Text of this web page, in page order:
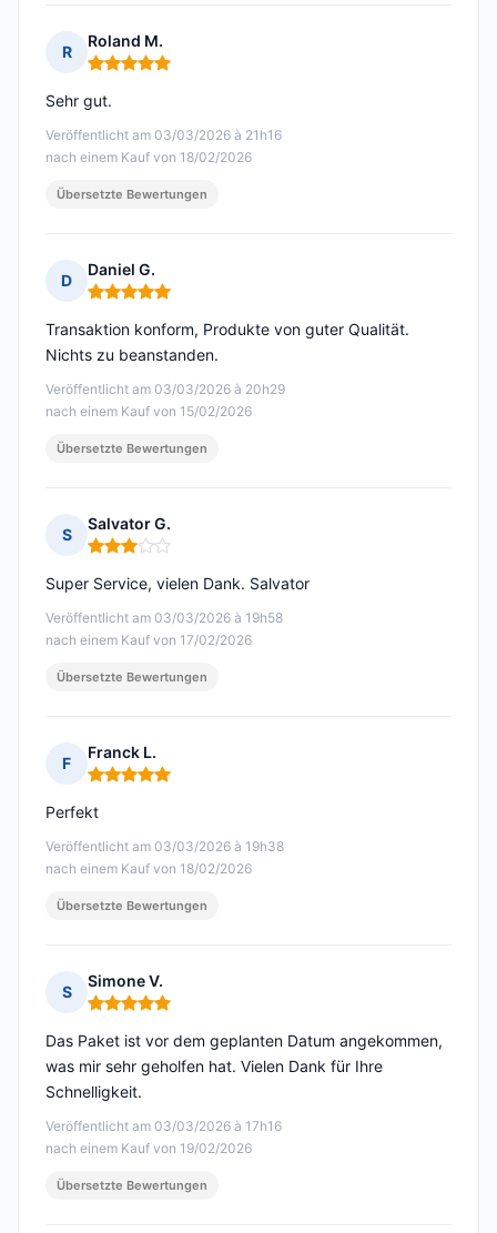
R
Roland M.
Hinweis: 5 von 5
Veröffentlicht am 03/03/2026 à 21h16
nach einem Kauf von 18/02/2026
Sehr gut.
Übersetzte Bewertungen
D
Daniel G.
Hinweis: 5 von 5
Veröffentlicht am 03/03/2026 à 20h29
nach einem Kauf von 15/02/2026
Transaktion konform, Produkte von guter Qualität.
Nichts zu beanstanden.
Übersetzte Bewertungen
S
Salvator G.
Hinweis: 3 von 5
Veröffentlicht am 03/03/2026 à 19h58
nach einem Kauf von 17/02/2026
Super Service, vielen Dank. Salvator
Übersetzte Bewertungen
F
Franck L.
Hinweis: 5 von 5
Veröffentlicht am 03/03/2026 à 19h38
nach einem Kauf von 18/02/2026
Perfekt
Übersetzte Bewertungen
S
Simone V.
Hinweis: 5 von 5
Veröffentlicht am 03/03/2026 à 17h16
nach einem Kauf von 19/02/2026
Das Paket ist vor dem geplanten Datum angekommen,
was mir sehr geholfen hat. Vielen Dank für Ihre
Schnelligkeit.
Übersetzte Bewertungen